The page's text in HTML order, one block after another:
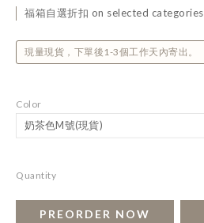
福箱自選折扣 on selected categories
現量現貨，下單後1-3個工作天內寄出。
Color
Quantity
PREORDER NOW